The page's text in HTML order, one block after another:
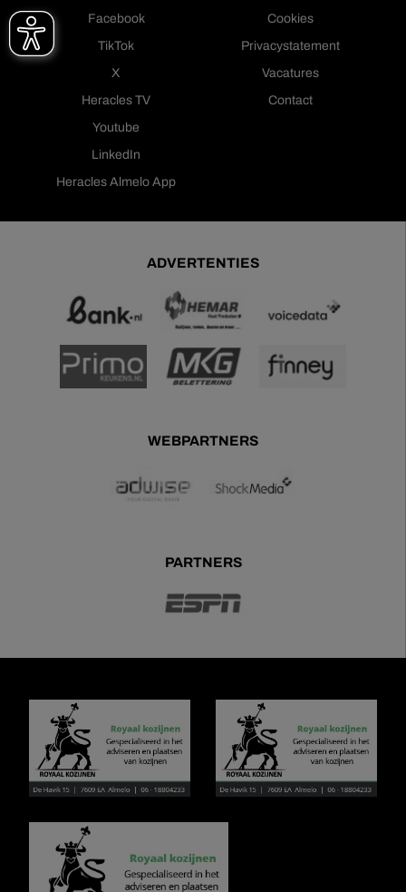
Facebook
TikTok
X
Heracles TV
Youtube
LinkedIn
Heracles Almelo App
Cookies
Privacystatement
Vacatures
Contact
ADVERTENTIES
WEBPARTNERS
PARTNERS